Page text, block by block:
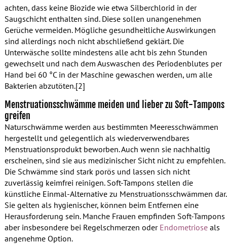
achten, dass keine Biozide wie etwa Silberchlorid in der
Saugschicht enthalten sind. Diese sollen unangenehmen
Gerüche vermeiden. Mögliche gesundheitliche Auswirkungen
sind allerdings noch nicht abschließend geklärt. Die
Unterwäsche sollte mindestens alle acht bis zehn Stunden
gewechselt und nach dem Auswaschen des Periodenblutes per
Hand bei 60 °C in der Maschine gewaschen werden, um alle
Bakterien abzutöten.[2]
Menstruationsschwämme meiden und lieber zu Soft-Tampons
greifen
Naturschwämme werden aus bestimmten Meeresschwämmen
hergestellt und gelegentlich als wiederverwendbares
Menstruationsprodukt beworben. Auch wenn sie nachhaltig
erscheinen, sind sie aus medizinischer Sicht nicht zu empfehlen.
Die Schwämme sind stark porös und lassen sich nicht
zuverlässig keimfrei reinigen. Soft-Tampons stellen die
künstliche Einmal-Alternative zu Menstruationsschwämmen dar.
Sie gelten als hygienischer, können beim Entfernen eine
Herausforderung sein. Manche Frauen empfinden Soft-Tampons
aber insbesondere bei Regelschmerzen oder Endometriose als
angenehme Option.